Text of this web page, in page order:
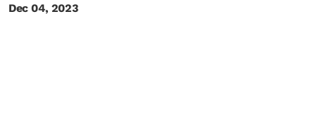
Dec 04, 2023